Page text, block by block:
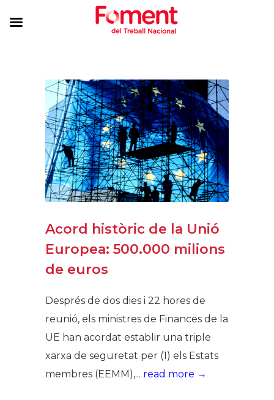
Acord històric de la Unió
Europea: 500.000 milions
de euros
Després de dos dies i 22 hores de
reunió, els ministres de Finances de la
UE han acordat establir una triple
xarxa de seguretat per (1) els Estats
membres (EEMM),... read more →